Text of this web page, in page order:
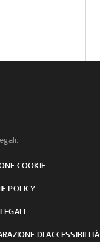
COOKIE
POLICY
DI ACCESSIBILITÀ